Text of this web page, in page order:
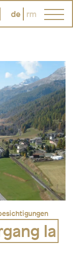
de rm
la